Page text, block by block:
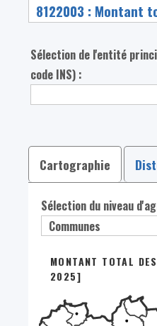
Sélection de l'entité
code INS) :
Cartographie
Sélection du niveau
MONTANT TOTAL
2025]